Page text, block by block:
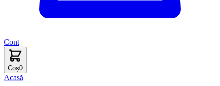
Cont
Coș0
Acasă